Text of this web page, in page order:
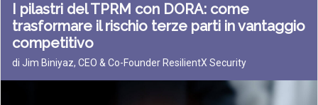
I pilastri del TPRM con DORA: come
trasformare il rischio terze parti in vantaggio
competitivo
di Jim Biniyaz, CEO & Co-Founder ResilientX Security